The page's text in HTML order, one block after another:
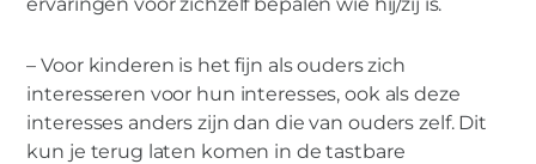
– Voor kinderen is het fijn als ouders zich
interesseren voor hun interesses, ook als deze
interesses anders zijn dan die van ouders zelf. Dit
kun je terug laten komen in de tastbare